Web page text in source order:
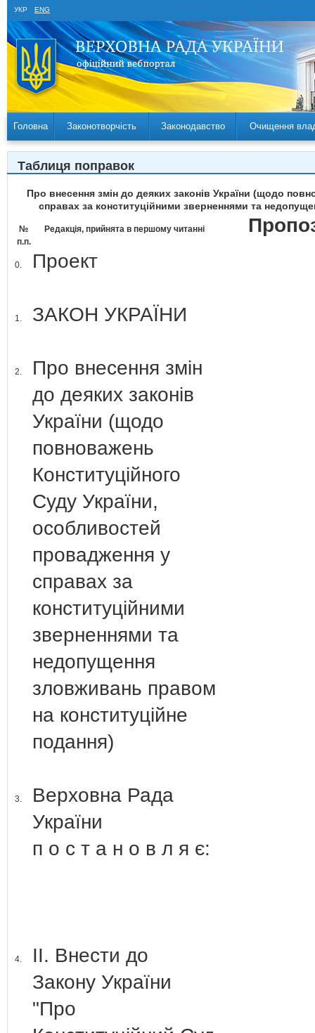
УКР ENG
Головна Законотворчість Законодавство Очищення
Таблиця поправок
Про внесення змін до деяких законів України (щодо
справах за конституційними зверненнями та
№
п.п.
Редакція, прийнята в першому читанні
0. Проект
1. ЗАКОН УКРАЇНИ
2.
Про внесення змін
до деяких законів
України (щодо
повноважень
Конституційного
Суду України,
особливостей
провадження у
справах за
конституційними
зверненнями та
недопущення
зловживань правом
на конституційне
подання)
3.
Верховна Рада
України
п о с т а н о в л я є:
4.
ІІ. Внести до
Закону України
"Про